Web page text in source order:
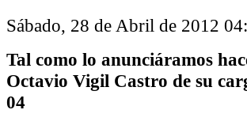
Sábado, 28 de Abril de 2012
Tal como lo anunciáramos
Octavio Vigil Castro de su
04